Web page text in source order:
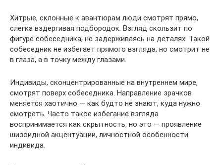
Хитрые, склонные к авантюрам люди смотрят прямо,
слегка вздергивая подбородок. Взгляд скользит по
фигуре собеседника, не задерживаясь на деталях. Такой
собеседник не избегает прямого взгляда, но смотрит не
в глаза, а в точку между глазами.
Индивиды, сконцентрированные на внутреннем мире,
смотрят поверх собеседника. Направление зрачков
меняется хаотично — как будто не знают, куда нужно
смотреть. Часто такое избегание взгляда
воспринимается как скрытность, но это — проявление
шизоидной акцентуации, личностной особенности
индивида.